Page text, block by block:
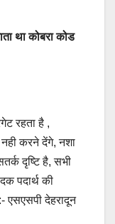
था कोबरा कोड
रहता है ,
करने देंगे, नशा
दृष्टि है, सभी
पदार्थ की
एसएसपी देहरादून